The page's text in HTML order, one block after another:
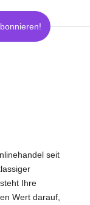
seit
Ihre
Wert darauf,